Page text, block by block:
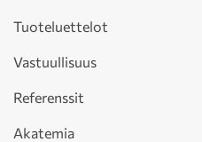
Tuoteluettelot
Vastuullisuus
Referenssit
Akatemia